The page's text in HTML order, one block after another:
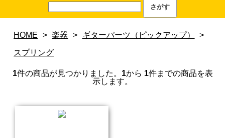
HOME > 楽器 > ギターパーツ（ピックアップ） >
スプリング
1件の商品が見つかりました。 1から 1件までの商品を表
示します。